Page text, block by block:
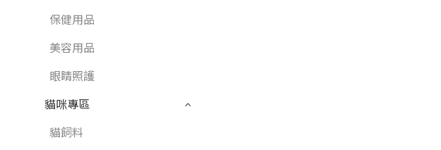
保健用品
美容用品
眼睛照護
貓咪專區
貓飼料